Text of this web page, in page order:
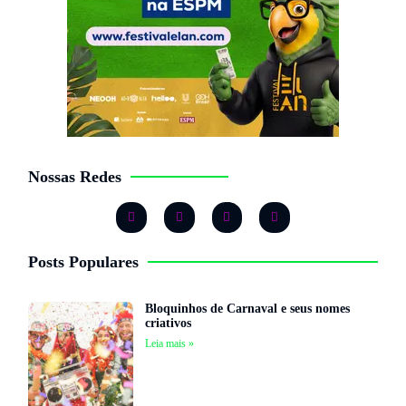
Nossas Redes
Posts Populares
Bloquinhos de Carnaval e seus nomes
criativos
Leia mais »